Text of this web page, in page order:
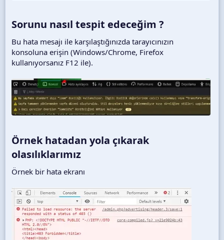
Sorunu nasıl tespit edeceğim ?​
Bu hata mesajı ile karşılaştığınızda tarayıcınızın
konsoluna erişin (Windows/Chrome, Firefox
kullanıyorsanız F12 ile).
Örnek hatadan yola çıkarak
olasılıklarımız​
Örnek bir hata ekranı